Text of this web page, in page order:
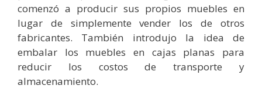
comenzó a producir sus propios muebles en
lugar de simplemente vender los de otros
fabricantes. También introdujo la idea de
embalar los muebles en cajas planas para
reducir los costos de transporte y
almacenamiento.